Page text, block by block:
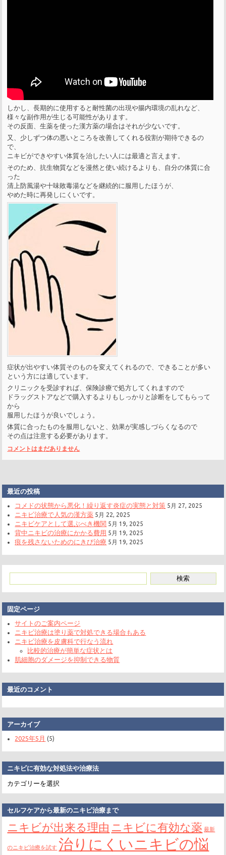
しかし、長期的に使用すると耐性菌の出現や腸内環境の乱れなど、
様々な副作用が生じる可能性があります。
その反面、生薬を使った漢方薬の場合はそれが少ないです。
又、少しずつ体の悪いところを改善してくれる役割が期待できるの
で、
ニキビができやすい体質を治したい人には最適と言えます。
そのため、抗生物質などを漫然と使い続けるよりも、自分の体質に合
った
清上防風湯や十味敗毒湯などを継続的に服用したほうが、
やめた時に再発しにくいです。
症状が出やすい体質そのものを変えてくれるので、できることが多い
という方には適しています。
クリニックを受診すれば、保険診療で処方してくれますので
ドラッグストアなどで購入するよりもしっかりと診断をしてもらって
から
服用したほうが良いでしょう。
体質に合ったものを服用しないと、効果が実感しづらくなるので
その点は注意する必要があります。
コメントはまだありません
最近の投稿
コメドの状態から悪化！繰り返す炎症の実態と対策 5月 27, 2025
ニキビ治療で人気の漢方薬 5月 22, 2025
ニキビケアとして選ぶべき機関 5月 19, 2025
背中ニキビの治療にかかる費用 5月 19, 2025
痕を残さないためのにきび治療 5月 19, 2025
固定ページ
サイトのご案内ページ
ニキビ治療は塗り薬で対処できる場合もある
ニキビ治療を皮膚科で行なう流れ
比較的治療が簡単な症状とは
肌細胞のダメージを抑制できる物質
最近のコメント
アーカイブ
2025年5月 (5)
ニキビに有効な対処法や治療法
ニ
キ
有
効
対
法
セルフケアから最新のニキビ治療まで
ニキビが出来る理由 ニキビに有効な薬 最新
のニキビ治療を試す 治りにくいニキビの悩